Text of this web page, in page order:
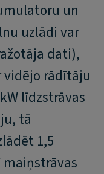
un
uzlādi var
dati),
vidējo rādītāju
līdzstrāvas
tā
1,5